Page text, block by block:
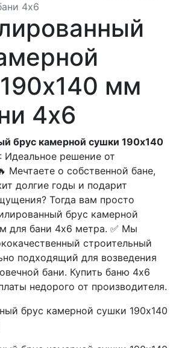
4х6
мм
4х6
брус камерной сушки 190х140
: Идеальное решение от
Мечтаете о собственной бане,
долгие годы и подарит
Тогда вам просто
брус камерной
для бани 4х6 метра. ✅ Мы
строительный
подходящий для возведения
бани. Купить баню 4х6
недорого от производителя.